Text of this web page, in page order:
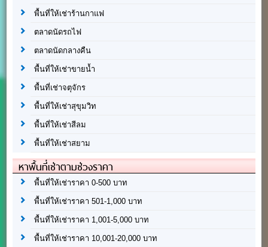
พื้นที่ให้เช่าร้านกาแฟ
ตลาดนัดรถไฟ
ตลาดนัดกลางคืน
พื้นที่ให้เช่าขายน้ำ
พื้นที่เช่าจตุจักร
พื้นที่ให้เช่าสุขุมวิท
พื้นที่ให้เช่าสีลม
พื้นที่ให้เช่าสยาม
หาพื้นที่เช่าตามช่วงราคา
พื้นที่ให้เช่าราคา 0-500 บาท
พื้นที่ให้เช่าราคา 501-1,000 บาท
พื้นที่ให้เช่าราคา 1,001-5,000 บาท
พื้นที่ให้เช่าราคา 10,001-20,000 บาท